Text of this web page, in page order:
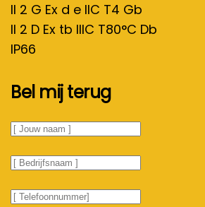
II 2 G Ex d e IIC T4 Gb
II 2 D Ex tb IIIC T80°C Db
IP66
Bel mij terug